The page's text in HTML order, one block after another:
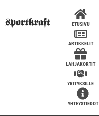
ETUSIVU
ARTIKKELIT
LAHJAKORTIT
YRITYKSILLE
YHTEYSTIEDOT